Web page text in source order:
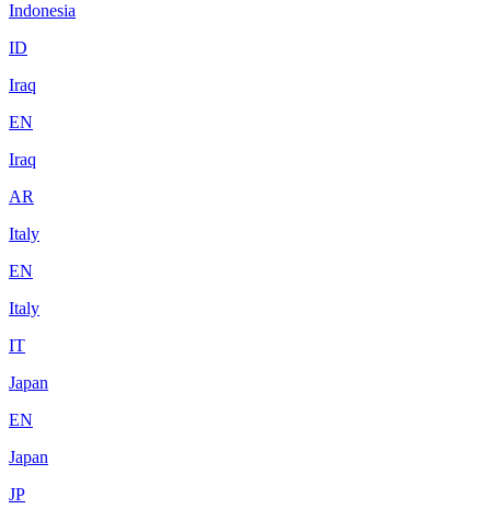
Indonesia
ID
Iraq
EN
Iraq
AR
Italy
EN
Italy
IT
Japan
EN
Japan
JP